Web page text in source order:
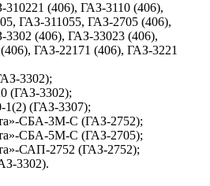
(406), ГАЗ-3110 (406),
ГАЗ-311055, ГАЗ-2705 (406),
(406), ГАЗ-33023 (406),
ГАЗ-22171 (406), ГАЗ-3221
3302);
(ГАЗ-3302);
(ГАЗ-3307);
СБА-3М-С (ГАЗ-2752);
СБА-5М-С (ГАЗ-2705);
САП-2752 (ГАЗ-2752);
3302).